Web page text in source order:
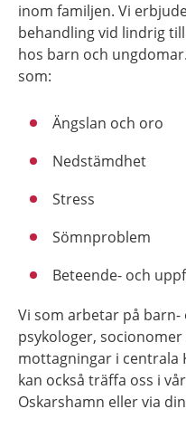
inom familjen. Vi
behandling vid lindrig
hos barn och
som:
Ängslan och oro
Nedstämdhet
Stress
Sömnproblem
Beteende- och
Vi som arbetar på
psykologer,
mottagningar i centrala
kan också träffa oss i
Oskarshamn eller via